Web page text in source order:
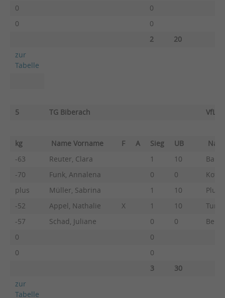
0
0
0
0
2
20
zur
Tabelle
5 TG Biberach VfL
kg Name Vorname F A Sieg UB
-63
Reuter, Clara 1 10
-70
Funk, Annalena 0 0
plus
Müller, Sabrina 1 10
-52
Appel, Nathalie X 1 10
-57
Schad, Juliane 0 0
0
0
0
0
3
30
zur
Tabelle